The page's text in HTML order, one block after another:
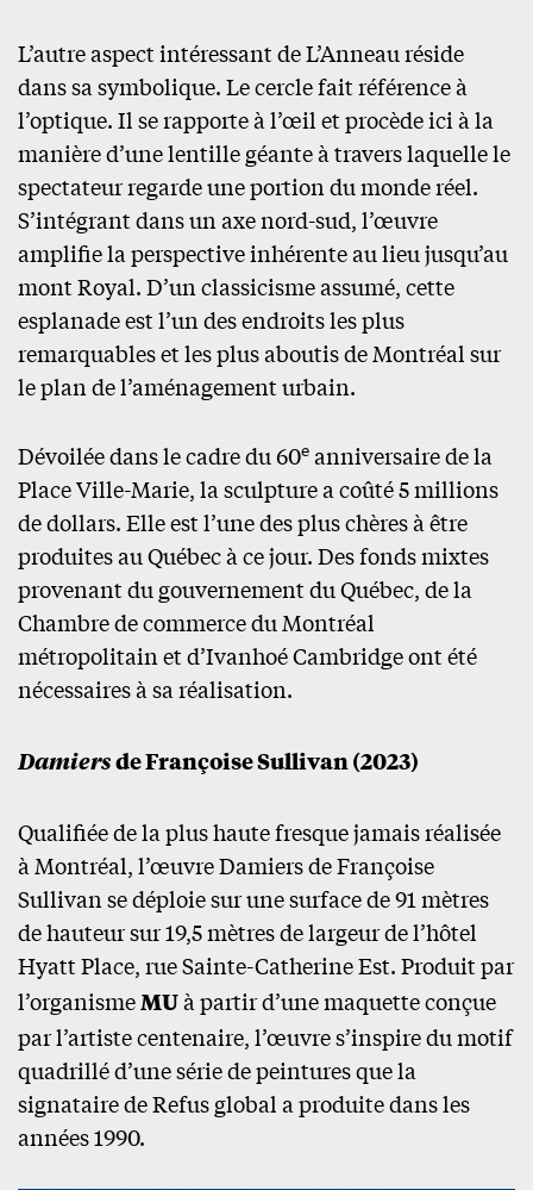
L’autre aspect intéressant de L’Anneau réside
dans sa symbolique. Le cercle fait référence à
l’optique. Il se rapporte à l’œil et procède ici à la
manière d’une lentille géante à travers laquelle le
spectateur regarde une portion du monde réel.
S’intégrant dans un axe nord-sud, l’œuvre
amplifie la perspective inhérente au lieu jusqu’au
mont Royal. D’un classicisme assumé, cette
esplanade est l’un des endroits les plus
remarquables et les plus aboutis de Montréal sur
le plan de l’aménagement urbain.
Dévoilée dans le cadre du 60e anniversaire de la
Place Ville-Marie, la sculpture a coûté 5 millions
de dollars. Elle est l’une des plus chères à être
produites au Québec à ce jour. Des fonds mixtes
provenant du gouvernement du Québec, de la
Chambre de commerce du Montréal
métropolitain et d’Ivanhoé Cambridge ont été
nécessaires à sa réalisation.
Damiersde Françoise Sullivan (2023)
Qualifiée de la plus haute fresque jamais réalisée
à Montréal, l’œuvre Damiers de Françoise
Sullivan se déploie sur une surface de 91 mètres
de hauteur sur 19,5 mètres de largeur de l’hôtel
Hyatt Place, rue Sainte-Catherine Est. Produit par
l’organismeMUà partir d’une maquette conçue
par l’artiste centenaire, l’œuvre s’inspire du motif
quadrillé d’une série de peintures que la
signataire de Refus global a produite dans les
années 1990.